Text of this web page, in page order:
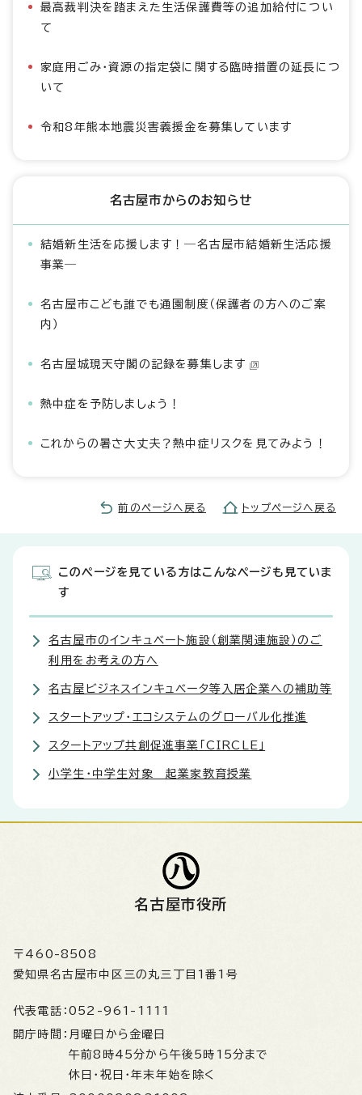
最高裁判決を踏まえた生活保護費等の追加給付につい
て
家庭用ごみ・資源の指定袋に関する臨時措置の延長につ
いて
令和8年熊本地震災害義援金を募集しています
名古屋市からのお知らせ
結婚新生活を応援します！―名古屋市結婚新生活応援
事業―
名古屋市こども誰でも通園制度（保護者の方へのご案
内）
名古屋城現天守閣の記録を募集します
熱中症を予防しましょう！
これからの暑さ大丈夫？熱中症リスクを見てみよう！
前のページへ戻る トップページへ戻る
このページを見ている方はこんなページも見ていま
す
名古屋市のインキュベート施設（創業関連施設）のご
利用をお考えの方へ
名古屋ビジネスインキュベータ等入居企業への補助等
スタートアップ・エコシステムのグローバル化推進
スタートアップ共創促進事業「CIRCLE」
小学生・中学生対象 起業家教育授業
名古屋市役所
〒460-8508
愛知県名古屋市中区三の丸三丁目1番1号
代表電話： 052-961-1111
開庁時間： 月曜日から金曜日
午前8時45分から午後5時15分まで
休日・祝日・年末年始を除く